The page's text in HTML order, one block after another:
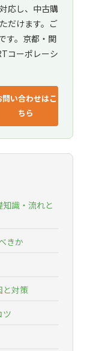
応し、中古購
だけます。ご
す。京都・関
コーポレーシ
問い合わせはこ
ちら
識・流れと
きか
と対策
ツ